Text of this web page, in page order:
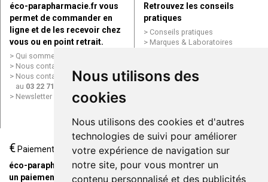
Nous utilisons des
cookies
Nous utilisons des cookies et d'autres
technologies de suivi pour améliorer
votre expérience de navigation sur
notre site, pour vous montrer un
contenu personnalisé et des publicités
éco-parapharmacie.fr vous
permet de commander en
ligne et de les recevoir chez
vous ou en point retrait.
Qui sommes nous ?
Nous contacter par e-mail
Nous contacter par téléphone
au 03 22 71 64 10
Newsletter
Retrouvez les conseils
pratiques
Conseils pratiques
Marques & Laboratoires
Mentions légales
Données personnelles
ligne
€ Paiement
éco-parapharmacie.fr offre
un paiement entièrement
Livraison / Point retrait
Commandez en ligne et
recevez votre commande